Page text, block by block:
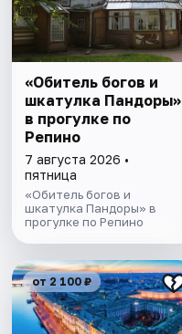
«Обитель богов и
шкатулка Пандоры»
в прогулке по
Репино
7 августа 2026 •
пятница
«Обитель богов и
шкатулка Пандоры» в
прогулке по Репино
от 2 100 ₽